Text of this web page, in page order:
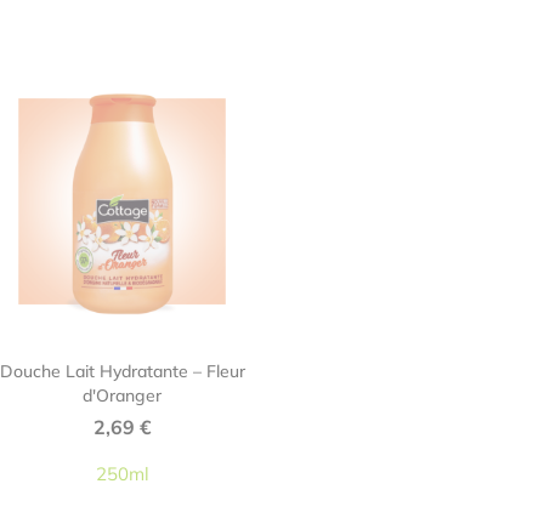
Douche Lait Hydratante – Fleur
d'Oranger
2,69 €
250ml